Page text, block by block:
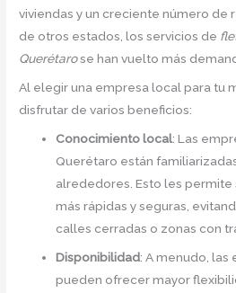
viviendas y un creciente número de
de otros estados, los servicios de
Querétarose han vuelto más
Al elegir una empresa local para tu
disfrutar de varios beneficios:
Conocimiento local: Las
Querétaro están
alrededores. Esto les permite
más rápidas y seguras,
calles cerradas o zonas con
Disponibilidad: A menudo, las
pueden ofrecer mayor